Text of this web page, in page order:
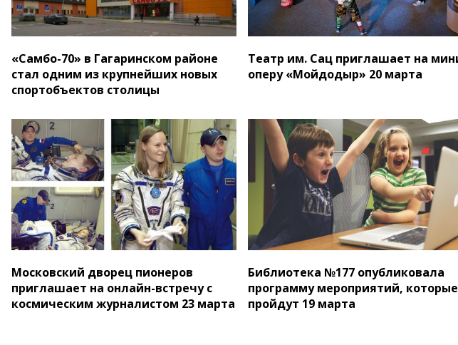
«Самбо-70» в Гагаринском районе
стал одним из крупнейших новых
спортобъектов столицы
Театр им. Сац приглашает на
оперу «Мойдодыр» 20 марта
Московский дворец пионеров
приглашает на онлайн-встречу с
космическим журналистом 23 марта
Библиотека №177 опубликовала
программу мероприятий, которые
пройдут 19 марта